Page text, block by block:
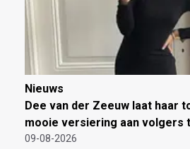
Nieuws
Dee van der Zeeuw laat haar
mooie versiering aan volgers
09-08-2026